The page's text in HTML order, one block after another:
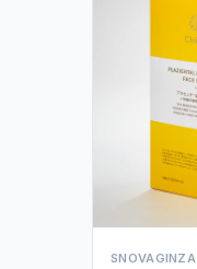
SNOVAGINZA